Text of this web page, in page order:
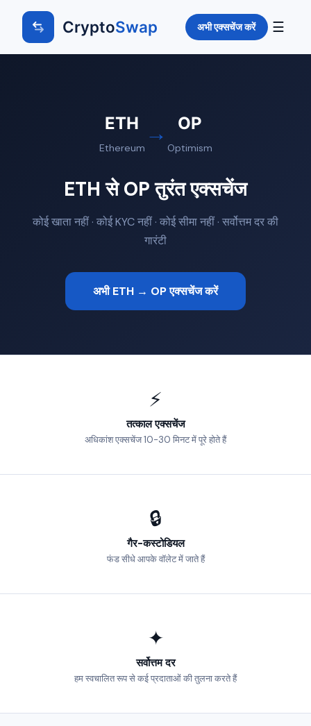
CryptoSwap अभी एक्सचेंज करें ☰
ETH
Ethereum
→ OP
Optimism
ETH से OP तुरंत एक्सचेंज
कोई खाता नहीं · कोई KYC नहीं · कोई सीमा नहीं · सर्वोत्तम दर की
गारंटी
अभी ETH → OP एक्सचेंज करें
⚡
तत्काल एक्सचेंज
अधिकांश एक्सचेंज 10-30 मिनट में पूरे होते हैं
🔒
गैर-कस्टोडियल
फंड सीधे आपके वॉलेट में जाते हैं
✦
सर्वोत्तम दर
हम स्वचालित रूप से कई प्रदाताओं की तुलना करते हैं